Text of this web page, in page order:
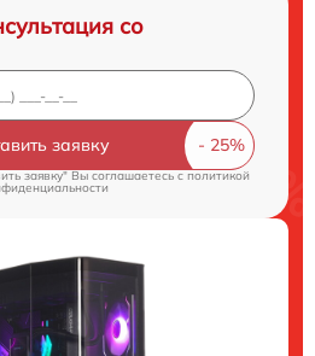
со
заявку
заявку" Вы соглашаетесь cполитикой